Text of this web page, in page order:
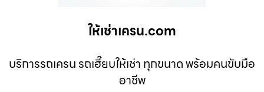
ให้เช่าเครน.com
บริการรถเครน รถเฮี๊ยบให้เช่า ทุกขนาด พร้อมคนขับมือ
อาชีพ